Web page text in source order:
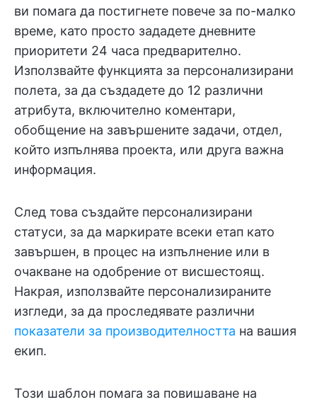
ви помага да постигнете повече за по-малко
време, като просто зададете дневните
приоритети 24 часа предварително.
Използвайте функцията за персонализирани
полета, за да създадете до 12 различни
атрибута, включително коментари,
обобщение на завършените задачи, отдел,
който изпълнява проекта, или друга важна
информация.
След това създайте персонализирани
статуси, за да маркирате всеки етап като
завършен, в процес на изпълнение или в
очакване на одобрение от висшестоящ.
Накрая, използвайте персонализираните
изгледи, за да проследявате различни
показатели за производителността на вашия
екип.
Този шаблон помага за повишаване на